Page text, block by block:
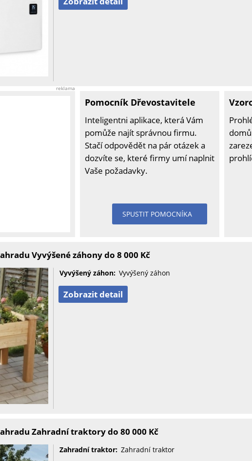
reklama
Pomocník Dřevostavitele
Inteligentni aplikace, která Vám
pomůže najít správnou firmu.
Stačí odpovědět na pár otázek a
dozvíte se, které firmy umí naplnit
Vaše požadavky.
SPUSTIT POMOCNÍKA
Vyvýšené záhony do 8 000 Kč
Vyvýšený záhon: Vyvýšený záhon
Zobrazit detail
Zahradní traktory do 80 000 Kč
Zahradní traktor: Zahradní traktor